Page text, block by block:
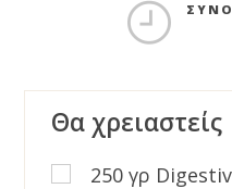
Θα χρειαστείς
250 γρ